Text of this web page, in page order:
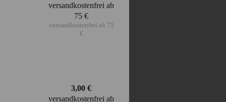
versandkostenfrei ab
75 €
versandkostenfrei ab 75
€
3,00 €
versandkostenfrei ab